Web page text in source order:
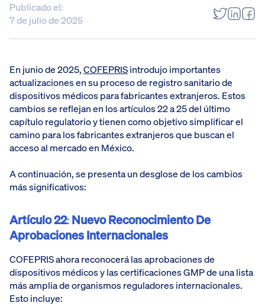
Publicado el:
7 de julio de 2025
En junio de 2025,COFEPRISintrodujo importantes
actualizaciones en su proceso de registro sanitario de
dispositivos médicos para fabricantes extranjeros. Estos
cambios se reflejan en los artículos 22 a 25 del último
capítulo regulatorio y tienen como objetivo simplificar el
camino para los fabricantes extranjeros que buscan el
acceso al mercado en México.
A continuación, se presenta un desglose de los cambios
más significativos:
Artículo 22:Nuevo Reconocimiento De
Aprobaciones Internacionales
COFEPRIS ahora reconocerá las aprobaciones de
dispositivos médicos y las certificaciones GMP de una lista
más amplia de organismos reguladores internacionales.
Esto incluye: